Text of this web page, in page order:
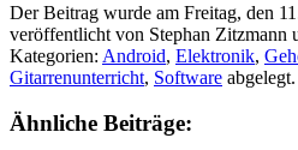
Der Beitrag wurde am Freitag, den
veröffentlicht von Stephan Zitzmann
Kategorien: Android, Elektronik,
Gitarrenunterricht, Software abgelegt.
Ähnliche Beiträge: